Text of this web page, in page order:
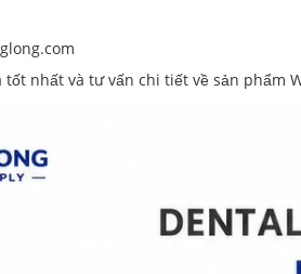
nhất và tư vấn chi tiết về sản phẩm